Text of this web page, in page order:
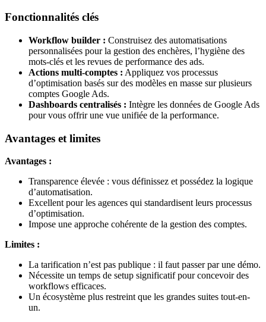
Fonctionnalités clés
Workflow builder : Construisez des automatisations
personnalisées pour la gestion des enchères, l’hygiène des
mots-clés et les revues de performance des ads.
Actions multi-comptes : Appliquez vos processus
d’optimisation basés sur des modèles en masse sur plusieurs
comptes Google Ads.
Dashboards centralisés : Intègre les données de Google Ads
pour vous offrir une vue unifiée de la performance.
Avantages et limites
Avantages :
Transparence élevée : vous définissez et possédez la logique
d’automatisation.
Excellent pour les agences qui standardisent leurs processus
d’optimisation.
Impose une approche cohérente de la gestion des comptes.
Limites :
La tarification n’est pas publique : il faut passer par une démo.
Nécessite un temps de setup significatif pour concevoir des
workflows efficaces.
Un écosystème plus restreint que les grandes suites tout-en-
un.